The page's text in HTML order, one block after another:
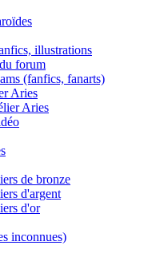
illustrations
forum
(fanfics, fanarts)
Aries
Aries
de bronze
d'argent
d'or
inconnues)